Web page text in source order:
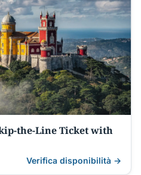
the-Line Ticket with
Verifica disponibilità →